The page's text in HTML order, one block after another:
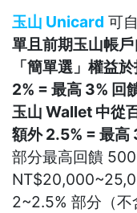
玉山 Unicard 可
單且前期玉山帳
「簡單選」權益
2% = 最高 3% 回
玉山 Wallet 中從
額外 2.5% = 最高
部分最高回饋
2~2.5% 部分（不